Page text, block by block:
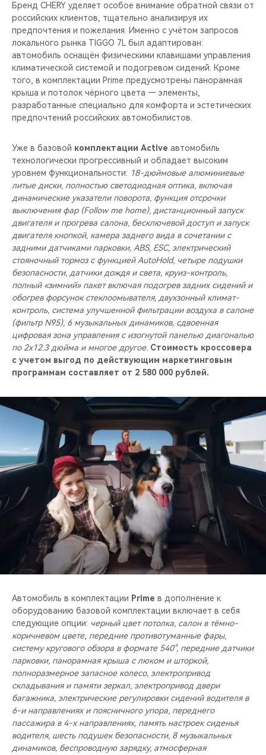
Бренд CHERY уделяет особое внимание обратной связи от
российских клиентов, тщательно анализируя их
предпочтения и пожелания. Именно с учётом запросов
локального рынка TIGGO 7L был адаптирован:
автомобиль оснащён физическими клавишами управления
климатической системой и подогревом сидений. Кроме
того, в комплектации Prime предусмотрены панорамная
крыша и потолок чёрного цвета — элементы,
разработанные специально для комфорта и эстетических
предпочтений российских автомобилистов.
Уже в базовой комплектации Active автомобиль
технологически прогрессивный и обладает высоким
уровнем функциональности: 18-дюймовые алюминиевые
литые диски, полностью светодиодная оптика, включая
динамические указатели поворота, функция отсрочки
выключения фар (Follow me home), дистанционный запуск
двигателя и прогрева салона, бесключевой доступ и запуск
двигателя кнопкой, камера заднего вида в сочетании с
задними датчиками парковки, ABS, ESC, электрический
стояночный тормоз с функцией AutoHold, четыре подушки
безопасности, датчики дождя и света, круиз-контроль,
полный «зимний» пакет включая подогрев задних сидений и
обогрев форсунок стеклоомывателя, двухзонный климат-
контроль, система улучшенной фильтрации воздуха в салоне
(фильтр N95), 6 музыкальных динамиков, сдвоенная
цифровая зона управления с изогнутой панелью диагональю
по 2x12.3 дюйма и многое другое. Стоимость кроссовера
с учетом выгод по действующим маркетинговым
программам составляет от 2 580 000 рублей.
Автомобиль в комплектации Prime в дополнение к
оборудованию базовой комплектации включает в себя
следующие опции: черный цвет потолка, салон в тёмно-
коричневом цвете, передние противотуманные фары,
систему кругового обзора в формате 540°, передние датчики
парковки, панорамная крыша с люком и шторкой,
полноразмерное запасное колесо, электропривод
складывания и памяти зеркал, электропривод двери
багажника, электрические регулировки сидений водителя в
6-и направлениях и поясничного упора, переднего
пассажира в 4-х направлениях, память настроек сиденья
водителя, шесть подушек безопасности, 8 музыкальных
динамиков, беспроводную зарядку, атмосферная